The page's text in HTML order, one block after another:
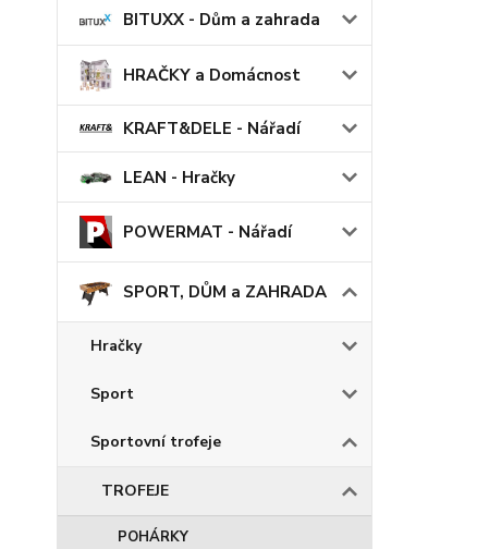
BITUXX - Dům a zahrada
HRAČKY a Domácnost
KRAFT&DELE - Nářadí
LEAN - Hračky
POWERMAT - Nářadí
SPORT, DŮM a ZAHRADA
Hračky
Sport
Sportovní trofeje
TROFEJE
POHÁRKY